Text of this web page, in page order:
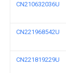
CN210632036U
CN221968542U
CN221819229U